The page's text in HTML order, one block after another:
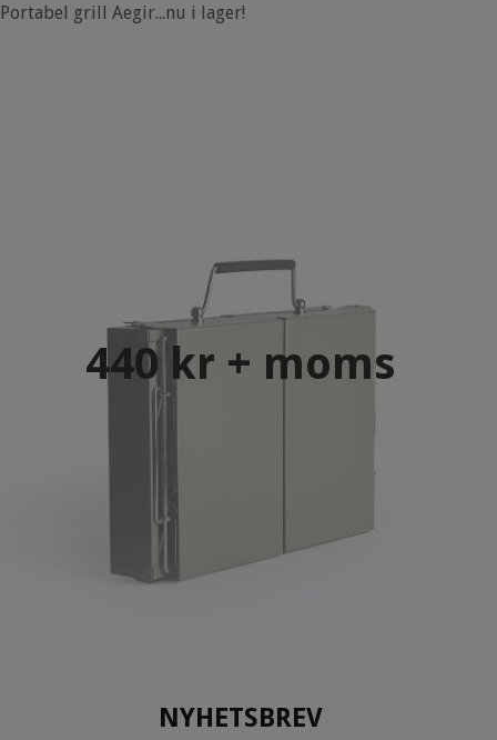
Portabel grill Aegir...nu i lager!
440 kr + moms
NYHETSBREV